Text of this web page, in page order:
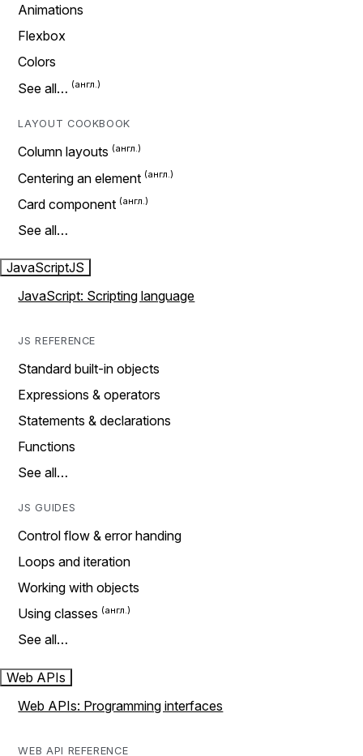
Animations
Flexbox
Colors
See all…
LAYOUT COOKBOOK
Column layouts
Centering an element
Card component
See all…
JavaScriptJS
JavaScript: Scripting language
JS REFERENCE
Standard built-in objects
Expressions & operators
Statements & declarations
Functions
See all…
JS GUIDES
Control flow & error handing
Loops and iteration
Working with objects
Using classes
See all…
Web APIs
Web APIs: Programming interfaces
WEB API REFERENCE